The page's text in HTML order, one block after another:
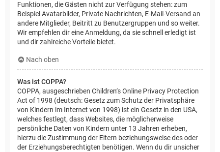
Funktionen, die Gästen nicht zur Verfügung stehen: zum
Beispiel Avatarbilder, Private Nachrichten, E-Mail-Versand an
andere Mitglieder, Beitritt zu Benutzergruppen und so weiter.
Wir empfehlen dir eine Anmeldung, da sie schnell erledigt ist
und dir zahlreiche Vorteile bietet.
Nach oben
Was ist COPPA?
COPPA, ausgeschrieben Children’s Online Privacy Protection
Act of 1998 (deutsch: Gesetz zum Schutz der Privatsphäre
von Kindern im Internet von 1998) ist ein Gesetz in den USA,
welches festlegt, dass Websites, die möglicherweise
persönliche Daten von Kindern unter 13 Jahren erheben,
hierzu die Zustimmung der Eltern beziehungsweise des oder
der Erziehungsberechtigten benötigen. Wenn du dir unsicher